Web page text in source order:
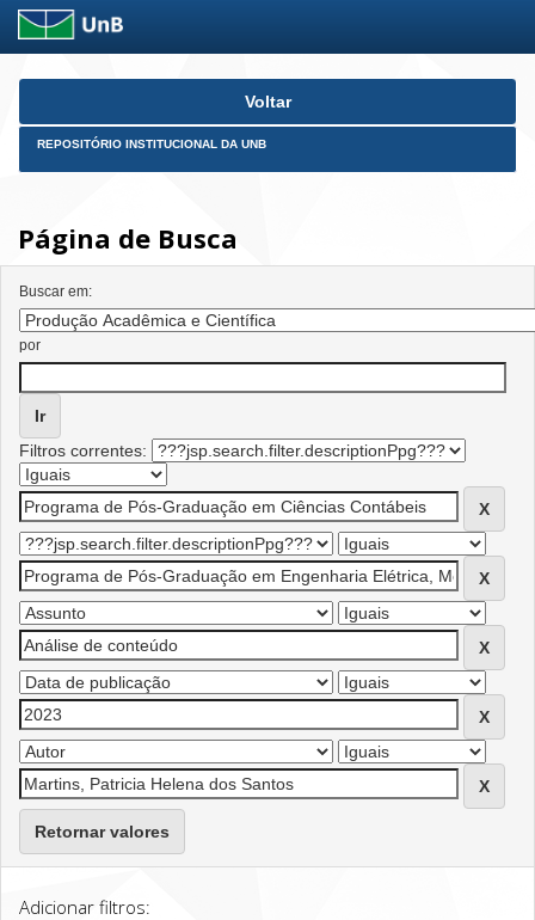
Skip
Voltar
REPOSITÓRIO INSTITUCIONAL DA UNB
Página de Busca
Buscar em:
por
Filtros correntes:
Retornar valores
Adicionar filtros: